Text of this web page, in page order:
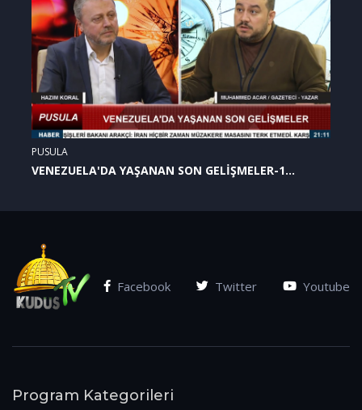
PUSULA
VENEZUELA'DA YAŞANAN SON GELİŞMELER-1
Facebook Twitter Youtube
Program Kategorileri